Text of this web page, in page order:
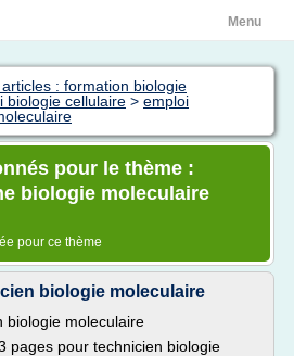
Menu
: formation biologie
biologie cellulaire > emploi
pour le thème :
biologie moleculaire
pour ce thème
biologie moleculaire
biologie moleculaire
pages pour technicien biologie